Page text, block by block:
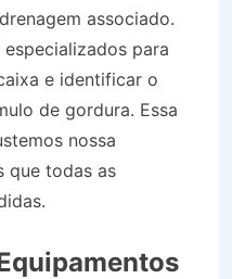
associado.
para
e identificar o
de gordura. Essa
nossa
que todas as